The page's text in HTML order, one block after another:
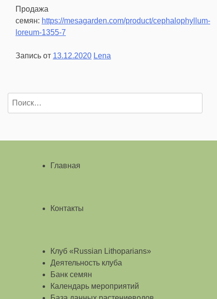
Продажа
семян: https://mesagarden.com/product/cephalophyllum-
loreum-1355-7
Запись от 13.12.2020 Lena
Найти:
Главная
Контакты
Клуб «Russian Lithoparians»
Деятельность клуба
Банк семян
Календарь мероприятий